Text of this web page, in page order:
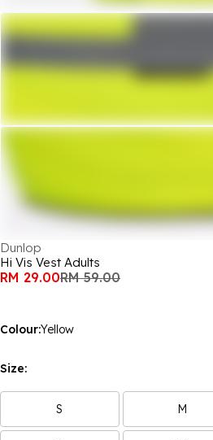
Dunlop
Hi Vis Vest Adults
RM 29.00RM 59.00
Colour:Yellow
Size:
S M